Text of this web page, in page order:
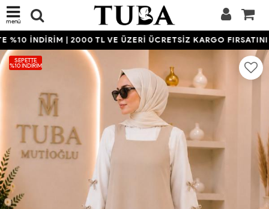
menü
İNDİRİM | 2000 TL VE ÜZERİ ÜCRETSİZ KARGO FIRSATINI
SEPETTE
%10 İNDIRIM